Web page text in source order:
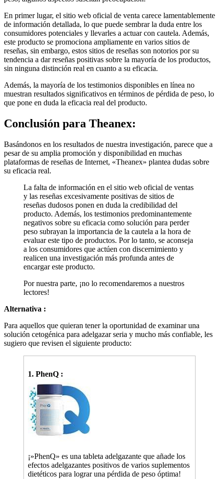
En primer lugar, el sitio web oficial de venta carece lamentablemente
de información detallada, lo que puede sembrar la duda entre los
consumidores potenciales y llevarles a actuar con cautela. Además,
este producto se promociona ampliamente en varios sitios de
reseñas, sin embargo, estos sitios de reseñas son notorios por su
tendencia a dar reseñas positivas sobre la mayoría de los productos,
sin ninguna distinción real en cuanto a su eficacia.
Además, la mayoría de los testimonios disponibles en línea no
muestran resultados significativos en términos de pérdida de peso, lo
que pone en duda la eficacia real del producto.
Conclusión para Theanex:
Basándonos en los resultados de nuestra investigación, parece que a
pesar de su amplia promoción y disponibilidad en muchas
plataformas de reseñas de Internet, «Theanex» plantea dudas sobre
su eficacia real.
La falta de información en el sitio web oficial de ventas
y las reseñas excesivamente positivas de sitios de
reseñas dudosos ponen en duda la credibilidad del
producto. Además, los testimonios predominantemente
negativos sobre su eficacia como solución para perder
peso subrayan la importancia de la cautela a la hora de
evaluar este tipo de productos. Por lo tanto, se aconseja
a los consumidores que actúen con discernimiento y
realicen una investigación más profunda antes de
encargar este producto.
Por nuestra parte, ¡no lo recomendaremos a nuestros
lectores!
Alternativa :
Para aquellos que quieran tener la oportunidad de examinar una
solución cetogénica para adelgazar seria y mucho más confiable, les
sugiero que revisen el siguiente producto:
1. PhenQ :
¡»PhenQ» es una tableta adelgazante que añade los
efectos adelgazantes positivos de varios suplementos
dietéticos para lograr una pérdida de peso óptima!